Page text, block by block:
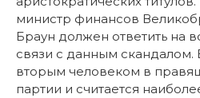
министр финансов
Браун должен ответить на
связи с данным скандалом.
вторым человеком в
партии и считается